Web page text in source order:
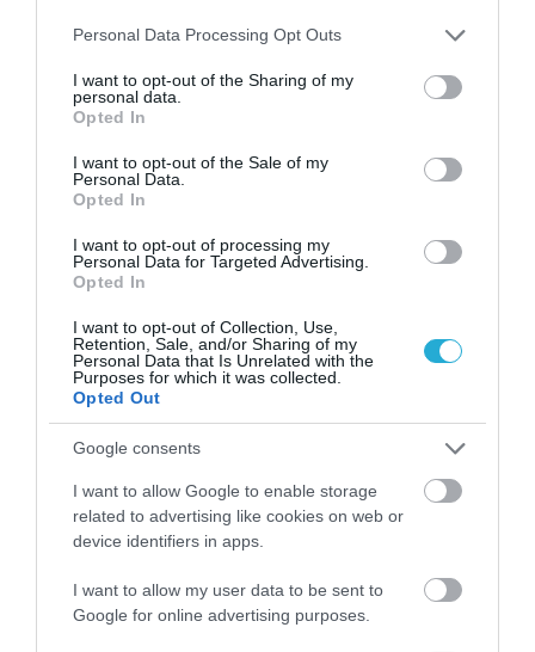
Please note that this website/app uses one or more Google
not limited to your visit or usage behaviour. You may click to
grant or deny consent to Google and its third-party tags to
use your data for below specified purposes in below Google
consent section.
Personal Data Processing Opt Outs
I want to opt-out of the Sharing of my
personal data.
Opted In
I want to opt-out of the Sale of my
Personal Data.
Opted In
I want to opt-out of processing my
Personal Data for Targeted Advertising.
Opted In
I want to opt-out of Collection, Use,
Retention, Sale, and/or Sharing of my
Personal Data that Is Unrelated with the
Purposes for which it was collected.
Opted Out
Google consents
I want to allow Google to enable storage
related to advertising like cookies on web or
device identifiers in apps.
I want to allow my user data to be sent to
Google for online advertising purposes.
Δείτε ποια είναι τα συμπτώματα ενός
«μίνι εγκεφαλικού» επεισοδίου
07.08.2026 06:05
Γιατί όλο και περισσότεροι άνθρωποι
κοιμούνται χειρότερα